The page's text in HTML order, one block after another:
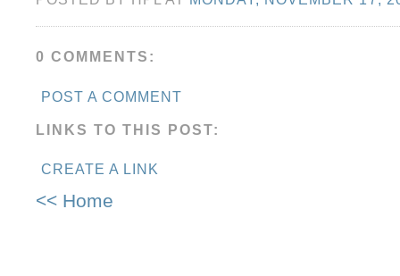
0 COMMENTS:
POST A COMMENT
LINKS TO THIS POST:
CREATE A LINK
<< Home